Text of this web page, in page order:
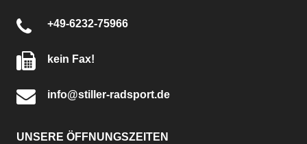
+49-6232-75966
kein Fax!
info@stiller-radsport.de
UNSERE ÖFFNUNGSZEITEN